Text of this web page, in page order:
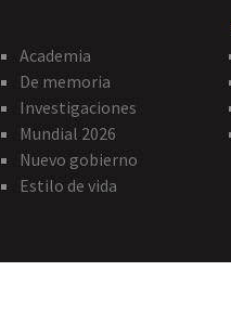
Academia
De memoria
Investigaciones
Mundial 2026
Nuevo gobierno
Estilo de vida